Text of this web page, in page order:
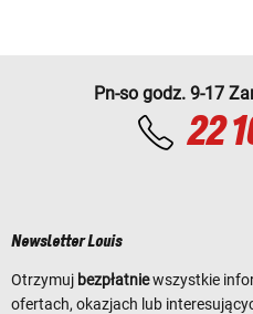
Pn-so godz. 9-17
22
Newsletter Louis
Otrzymuj bezpłatniewszystkie
ofertach, okazjach lub